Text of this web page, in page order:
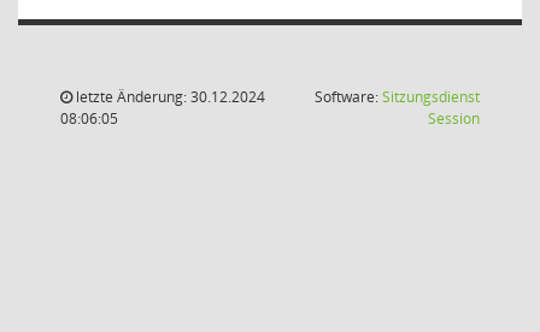
letzte Änderung: 30.12.2024
08:06:05
Software:Sitzungsdienst
Session(Wird in